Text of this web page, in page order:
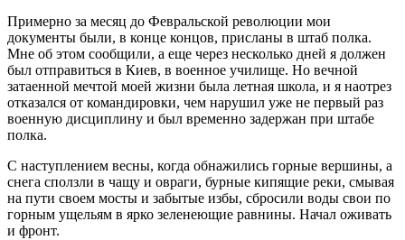
Примерно за месяц до Февральской революции мои
документы были, в конце концов, присланы в штаб полка.
Мне об этом сообщили, а еще через несколько дней я должен
был отправиться в Киев, в военное училище. Но вечной
затаенной мечтой моей жизни была летная школа, и я наотрез
отказался от командировки, чем нарушил уже не первый раз
военную дисциплину и был временно задержан при штабе
полка.
С наступлением весны, когда обнажились горные вершины, а
снега сползли в чащу и овраги, бурные кипящие реки, смывая
на пути своем мосты и забытые избы, сбросили воды свои по
горным ущельям в ярко зеленеющие равнины. Начал оживать
и фронт.